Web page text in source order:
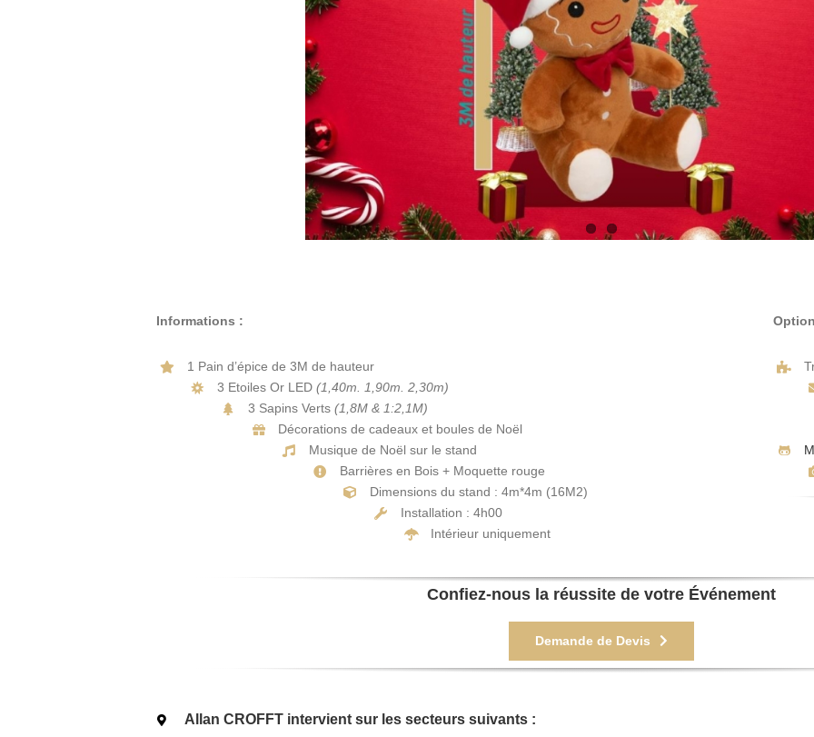
Informations :
1 Pain d’épice de 3M de hauteur
3 Etoiles Or LED(1,40m. 1,90m. 2,30m)
3 Sapins Verts (1,8M & 1:2,1M)
Décorations de cadeaux et boules de Noël
Musique de Noël sur le stand
Barrières en Bois + Moquette rouge
Dimensions du stand : 4m*4m (16M2)
Installation : 4h00
Intérieur uniquement
Confiez-nous la réussite de votre Événement
Demande de Devis
Allan CROFFT intervient sur les secteurs suivants :